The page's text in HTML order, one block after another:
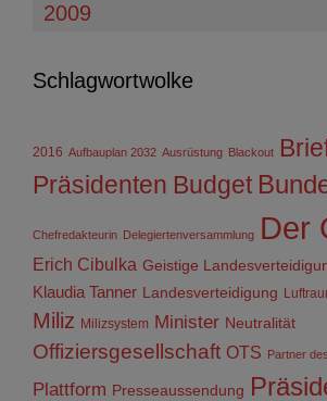
2009
Schlagwortwolke
2016 Aufbauplan 2032 Ausrüstung Blackout
Präsidenten Budget
Chefredakteurin Delegiertenversammlung Der
Erich Cibulka Geistige
Klaudia Tanner Landesverteidigung
Miliz Milizsystem Minister Neutralität
Offiziersgesellschaft OTS Partner
Plattform Presseaussendung